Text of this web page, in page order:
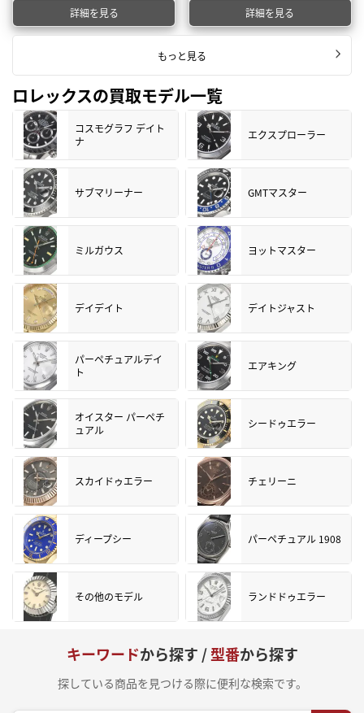
詳細を見る 詳細を見る
もっと見る
ロレックスの買取モデル一覧
コスモグラフ デイト
ナ
エクスプローラー
サブマリーナー GMTマスター
ミルガウス ヨットマスター
デイデイト デイトジャスト
パーペチュアルデイ
ト
エアキング
オイスター パーペチ
ュアル
シードゥエラー
スカイドゥエラー チェリーニ
ディープシー パーペチュアル 1908
その他のモデル ランドドゥエラー
キーワードから探す /型番から探す
探している商品を見つける際に便利な検索です。